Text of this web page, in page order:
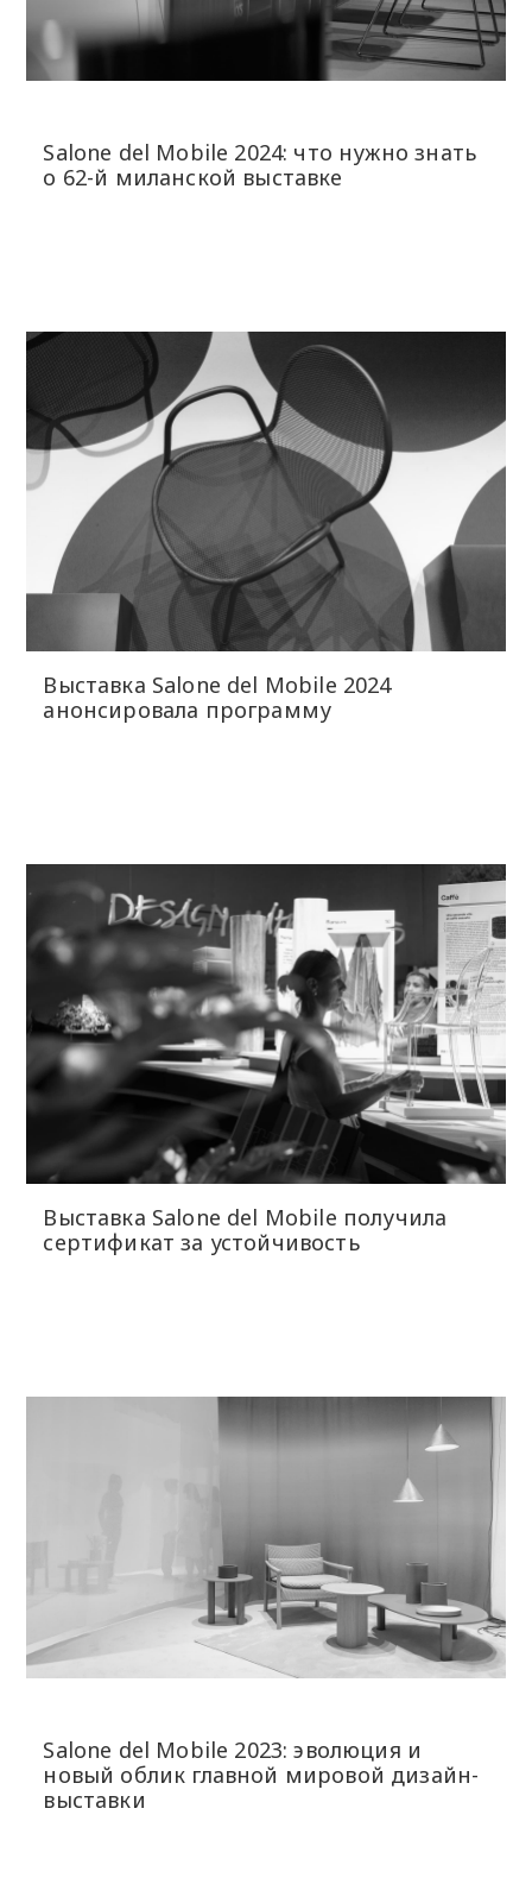
Salone del Mobile 2024: что нужно знать
о 62-й миланской выставке
Выставка Salone del Mobile 2024
анонсировала программу
Выставка Salone del Mobile получила
сертификат за устойчивость
Salone del Mobile 2023: эволюция и
новый облик главной мировой дизайн-
выставки